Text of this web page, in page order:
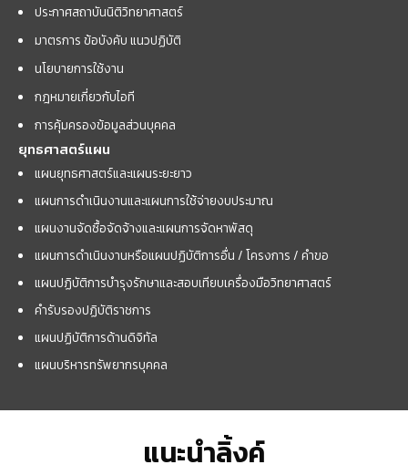
ประกาศสถาบันนิติวิทยาศาสตร์
มาตรการ ข้อบังคับ แนวปฏิบัติ
นโยบายการใช้งาน
กฎหมายเกี่ยวกับไอที
การคุ้มครองข้อมูลส่วนบุคคล
ยุทธศาสตร์แผน
แผนยุทธศาสตร์และแผนระยะยาว
แผนการดำเนินงานและแผนการใช้จ่ายงบประมาณ
แผนงานจัดซื้อจัดจ้างและแผนการจัดหาพัสดุ
แผนการดำเนินงานหรือแผนปฏิบัติการอื่น / โครงการ / คำขอ
แผนปฏิบัติการบำรุงรักษาและสอบเทียบเครื่องมือวิทยาศาสตร์
คำรับรองปฏิบัติราชการ
แผนปฏิบัติการด้านดิจิทัล
แผนบริหารทรัพยากรบุคคล
แนะนำลิ้งค์